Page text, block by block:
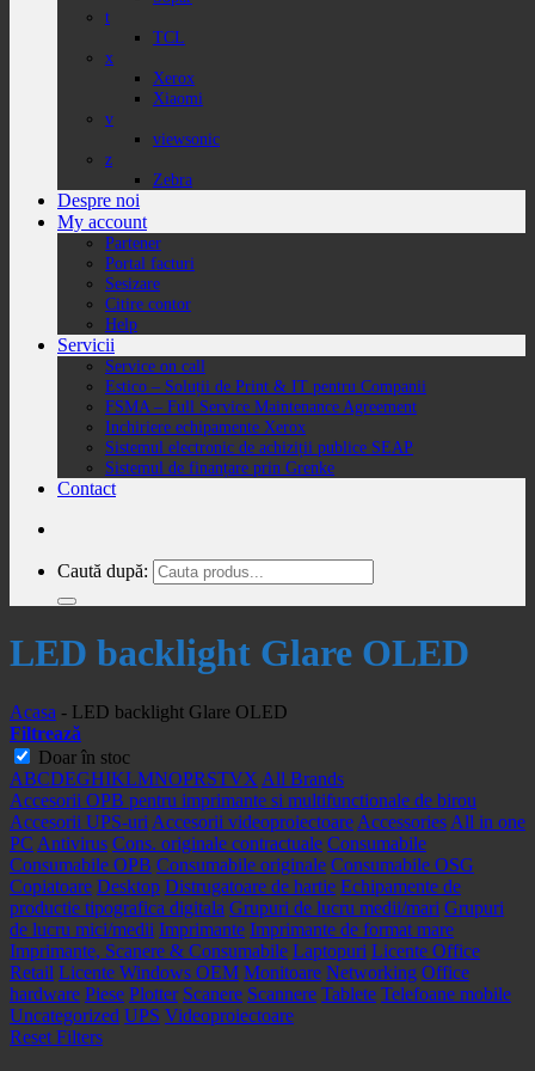
t
TCL
x
Xerox
Xiaomi
v
viewsonic
z
Zebra
Despre noi
My account
Partener
Portal facturi
Sesizare
Citire contor
Help
Servicii
Service on call
Estico – Soluții de Print & IT pentru Companii
FSMA – Full Service Maintenance Agreement
Inchiriere echipamente Xerox
Sistemul electronic de achiziții publice SEAP
Sistemul de finanțare prin Grenke
Contact
Caută după:
LED backlight Glare OLED
Acasa - LED backlight Glare OLED
Filtrează
Doar în stoc
ABCDEGHIKLMNOPRSTVX All Brands
Accesorii OPB pentru imprimante si multifunctionale de birou
Accesorii UPS-uri Accesorii videoproiectoare Accessories All in one
PC Antivirus Cons. originale contractuale Consumabile
Consumabile OPB Consumabile originale Consumabile OSG
Copiatoare Desktop Distrugatoare de hartie Echipamente de
productie tipografica digitala Grupuri de lucru medii/mari Grupuri
de lucru mici/medii Imprimante Imprimante de format mare
Imprimante, Scanere & Consumabile Laptopuri Licente Office
Retail Licente Windows OEM Monitoare Networking Office
hardware Piese Plotter Scanere Scannere Tablete Telefoane mobile
Uncategorized UPS Videoproiectoare
Reset Filters